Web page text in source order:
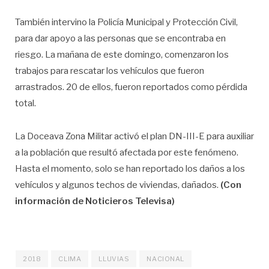
También intervino la Policía Municipal y Protección Civil,
para dar apoyo a las personas que se encontraba en
riesgo. La mañana de este domingo, comenzaron los
trabajos para rescatar los vehículos que fueron
arrastrados. 20 de ellos, fueron reportados como pérdida
total.
La Doceava Zona Militar activó el plan DN-III-E para auxiliar
a la población que resultó afectada por este fenómeno.
Hasta el momento, solo se han reportado los daños a los
vehículos y algunos techos de viviendas, dañados. (Con
información de Noticieros Televisa)
2018 CLIMA LLUVIAS NACIONAL